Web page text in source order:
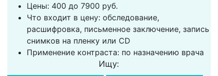
Цены: 400 до 7900 руб.
Что входит в цену: обследование,
расшифровка, письменное заключение, запись
снимков на пленку или CD
Применение контраста: по назначению врача
Ищу: